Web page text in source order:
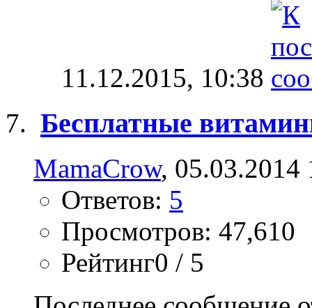
11.12.2015, 10:38
Бесплатные
MamaCrow, 05.03.2014
Ответов: 5
Просмотров: 47,610
Рейтинг0 / 5